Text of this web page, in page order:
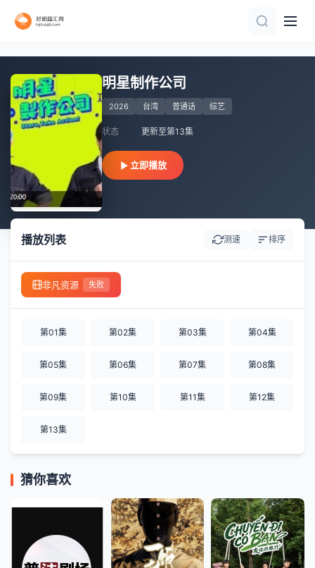
明星制作公司
2026 台湾 普通话 综艺
状态 更新至第13集
立即播放
播放列表 测速 排序
非凡资源 失败
第01集 第02集 第03集 第04集
第05集 第06集 第07集 第08集
第09集 第10集 第11集 第12集
第13集
猜你喜欢
更新至第20260805期
第2期加更
第2期
第5期
更新至第12集
更新至20260805期
第4期
第4期
更新至第13集
第4集